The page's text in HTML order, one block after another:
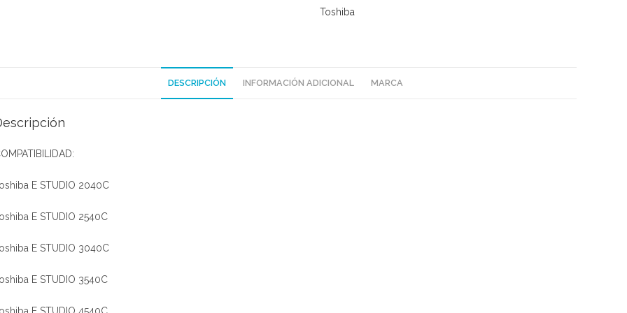
26.8K
Toshiba
DESCRIPCIÓN INFORMACIÓN ADICIONAL MARCA
E STUDIO 2040C
E STUDIO 2540C
E STUDIO 3040C
E STUDIO 3540C